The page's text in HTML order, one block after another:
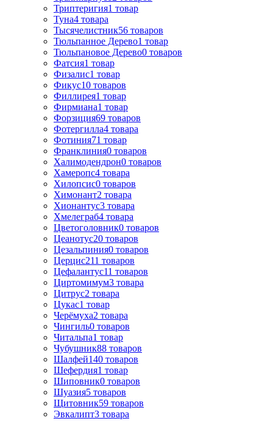
Триптеригия1 товар
Туна4 товара
Тысячелистник56 товаров
Тюльпанное Дерево1 товар
Тюльпановое Дерево0 товаров
Фатсия1 товар
Физалис1 товар
Фикус10 товаров
Филлирея1 товар
Фирмиана1 товар
Форзиция69 товаров
Фотергилла4 товара
Фотиния71 товар
Франклиния0 товаров
Халимодендрон0 товаров
Хамеропс4 товара
Хилопсис0 товаров
Химонант2 товара
Хионантус3 товара
Хмелеграб4 товара
Цветоголовник0 товаров
Цеанотус20 товаров
Цезальпиния0 товаров
Церцис211 товаров
Цефалантус11 товаров
Циртомимум3 товара
Цитрус2 товара
Цукас1 товар
Черёмуха2 товара
Чингиль0 товаров
Читальпа1 товар
Чубушник88 товаров
Шалфей140 товаров
Шефердия1 товар
Шиповник0 товаров
Шуазия5 товаров
Щитовник59 товаров
Эвкалипт3 товара